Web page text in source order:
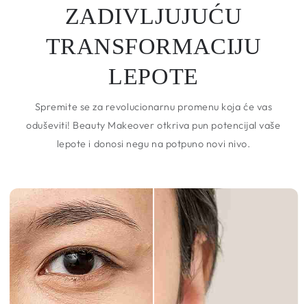
ZADIVLJUJUĆU
TRANSFORMACIJU
LEPOTE
Spremite se za revolucionarnu promenu koja će vas
oduševiti! Beauty Makeover otkriva pun potencijal vaše
lepote i donosi negu na potpuno novi nivo.